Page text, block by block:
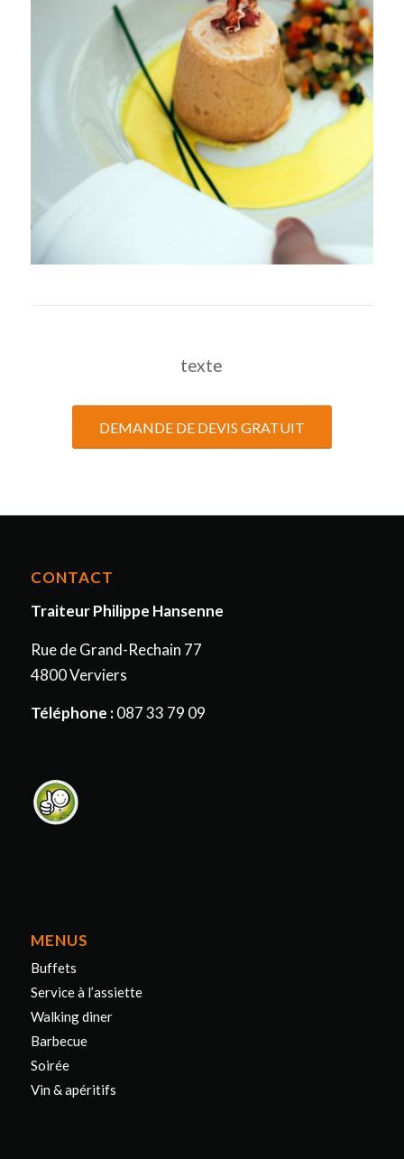
texte
DEMANDE DE DEVIS GRATUIT
CONTACT
Traiteur Philippe Hansenne
Rue de Grand-Rechain 77
4800 Verviers
Téléphone : 087 33 79 09
MENUS
Buffets
Service à l’assiette
Walking diner
Barbecue
Soirée
Vin & apéritifs